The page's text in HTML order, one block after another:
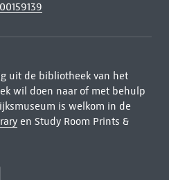
uit de bibliotheek van het
wil doen naar of met behulp
is welkom in de
en Study Room Prints &